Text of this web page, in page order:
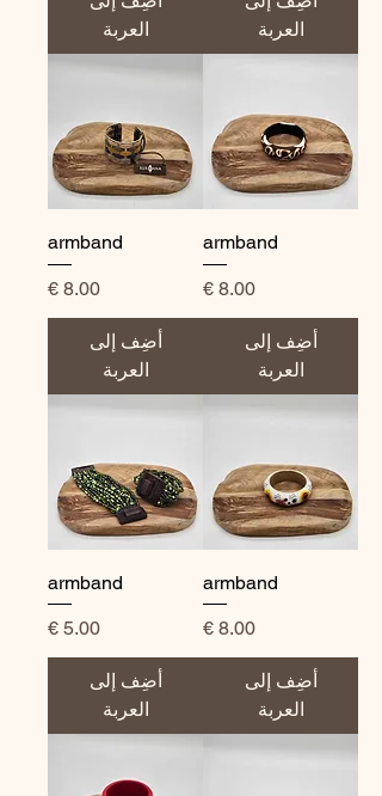
العربة
العربة
armband
السعر
أضِف إلى
العربة
armband
السعر
أضِف إلى
العربة
armband
السعر
أضِف إلى
العربة
armband
السعر
أضِف إلى
العربة